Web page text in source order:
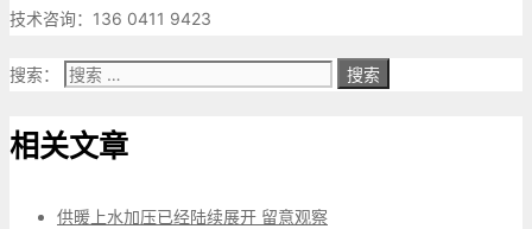
技术咨询：136 0411 9423
搜索：
相关文章
供暖上水加压已经陆续展开 留意观察